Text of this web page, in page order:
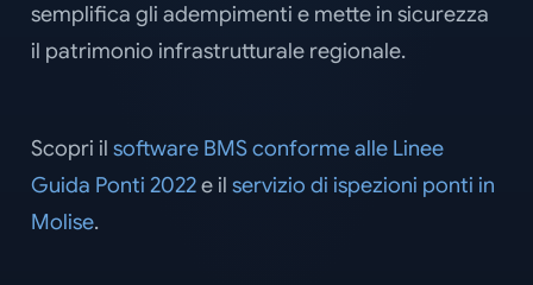
semplifica gli adempimenti e mette in sicurezza
il patrimonio infrastrutturale regionale.
Scopri il software BMS conforme alle Linee
Guida Ponti 2022e il servizio di ispezioni ponti in
Molise.